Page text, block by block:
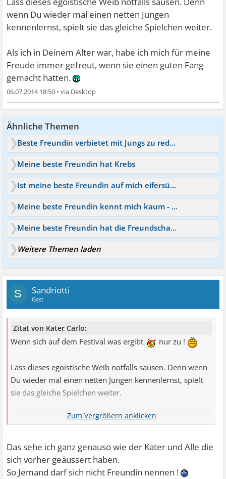
wenn Du wieder mal einen netten Jungen
kennenlernst, spielt sie das gleiche Spielchen weiter.
Als ich in Deinem Alter war, habe ich mich für meine
Freude immer gefreut, wenn sie einen guten Fang
gemacht hatten.
06.07.2014 18:50 •
Ähnliche Themen
Beste Freundin verbietet mit Jungs zu reden
Meine beste Freundin hat Krebs
Ist meine beste Freundin auf mich eifersüchtig?
Meine beste Freundin kennt mich kaum - was tun?
Meine beste Freundin hat die Freundschaft beendet
Weitere Themen laden
S Sandriotti
Gast
Zitat von Kater Carlo:
Wenn sich auf dem Festival was ergibt nur zu !
Lass dieses egoistische Weib notfalls sausen. Denn wenn
Du wieder mal einen netten Jungen kennenlernst, spielt
sie das gleiche Spielchen weiter.
Als ich in Deinem Alter war, habe ich mich für meine
gemacht hatten.
Das sehe ich ganz genauso wie der Kater und Alle die
sich vorher geäussert haben.
So Jemand darf sich nicht Freundin nennen !